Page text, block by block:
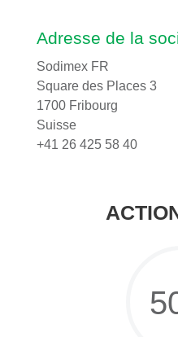
Adresse de la
Sodimex FR
Square des Places 3
1700 Fribourg
Suisse
+41 26 425 58 40